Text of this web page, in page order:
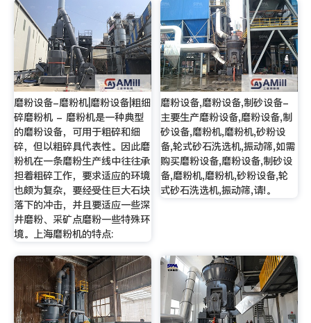
磨粉设备-磨粉机|磨粉设备|粗细
碎磨粉机 - 磨粉机是一种典型
的磨粉设备，可用于粗碎和细
碎，但以粗碎具代表性。因此磨
粉机在一条磨粉生产线中往往承
担着粗碎工作，要求适应的环境
也颇为复杂，要经受住巨大石块
落下的冲击，并且要适应一些深
井磨粉、采矿点磨粉一些特殊环
境。上海磨粉机的特点:
磨粉设备,磨粉设备,制砂设备-
主要生产磨粉设备,磨粉设备,制
砂设备,磨粉机,磨粉机,砂粉设
备,轮式砂石洗选机,振动筛,如需
购买磨粉设备,磨粉设备,制砂设
备,磨粉机,磨粉机,砂粉设备,轮
式砂石洗选机,振动筛,请!。